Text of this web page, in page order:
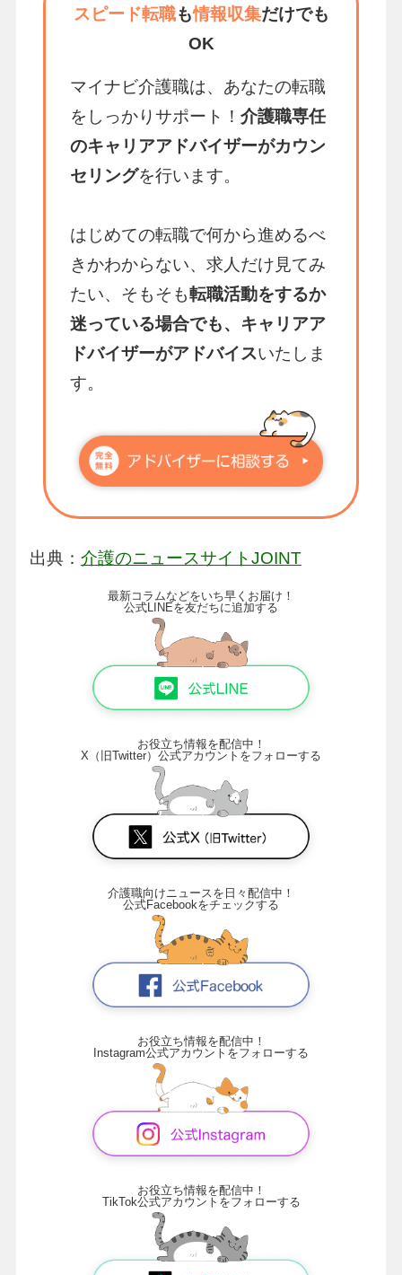
スピード転職も情報収集だけでも
OK
マイナビ介護職は、あなたの転職
をしっかりサポート！ 介護職専任
のキャリアアドバイザーがカウン
セリングを行います。
はじめての転職で何から進めるべ
きかわからない、求人だけ見てみ
たい、そもそも転職活動をするか
迷っている場合でも、キャリアア
ドバイザーがアドバイスいたしま
す。
出典： 介護のニュースサイトJOINT
最新コラムなどをいち早くお届け！
公式LINEを友だちに追加する
お役立ち情報を配信中！
X（旧Twitter）公式アカウントをフォローする
介護職向けニュースを日々配信中！
公式Facebookをチェックする
お役立ち情報を配信中！
Instagram公式アカウントをフォローする
お役立ち情報を配信中！
TikTok公式アカウントをフォローする